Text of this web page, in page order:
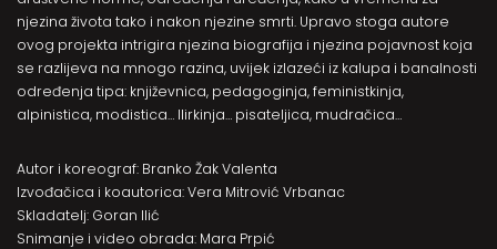
njezina života tako i nakon njezine smrti. Upravo stoga autore
ovog projekta intrigira njezina biografija i njezina pojavnost koja
se razlijeva na mnogo razina, uvijek izlazeći iz kalupa i banalnosti
određenja tipa: književnica, pedagoginja, feministkinja,
alpinistica, modistica… Ilirkinja… pisateljica, mudračica…
Autor i koreograf: Branko Žak Valenta
Izvođačica i koautorica: Vera Mitrović Vrbanac
Skladatelj: Goran Ilić
Snimanje i video obrada: Mara Prpić